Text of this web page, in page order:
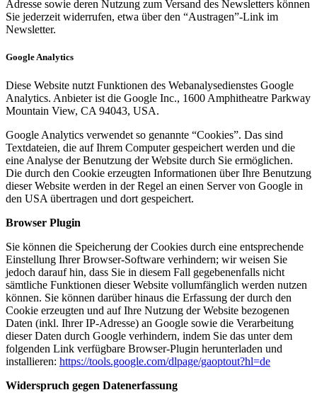
Adresse sowie deren Nutzung zum Versand des Newsletters können
Sie jederzeit widerrufen, etwa über den “Austragen”-Link im
Newsletter.
Google Analytics
Diese Website nutzt Funktionen des Webanalysedienstes Google
Analytics. Anbieter ist die Google Inc., 1600 Amphitheatre Parkway
Mountain View, CA 94043, USA.
Google Analytics verwendet so genannte “Cookies”. Das sind
Textdateien, die auf Ihrem Computer gespeichert werden und die
eine Analyse der Benutzung der Website durch Sie ermöglichen.
Die durch den Cookie erzeugten Informationen über Ihre Benutzung
dieser Website werden in der Regel an einen Server von Google in
den USA übertragen und dort gespeichert.
Browser Plugin
Sie können die Speicherung der Cookies durch eine entsprechende
Einstellung Ihrer Browser-Software verhindern; wir weisen Sie
jedoch darauf hin, dass Sie in diesem Fall gegebenenfalls nicht
sämtliche Funktionen dieser Website vollumfänglich werden nutzen
können. Sie können darüber hinaus die Erfassung der durch den
Cookie erzeugten und auf Ihre Nutzung der Website bezogenen
Daten (inkl. Ihrer IP-Adresse) an Google sowie die Verarbeitung
dieser Daten durch Google verhindern, indem Sie das unter dem
folgenden Link verfügbare Browser-Plugin herunterladen und
installieren: https://tools.google.com/dlpage/gaoptout?hl=de
Widerspruch gegen Datenerfassung